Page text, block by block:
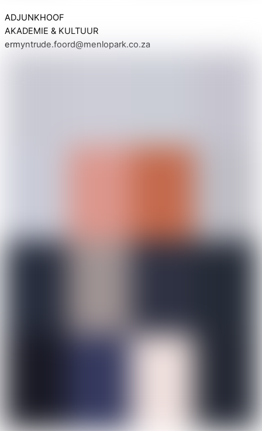
ADJUNKHOOF
AKADEMIE & KULTUUR
ermyntrude.foord@menlopark.co.za